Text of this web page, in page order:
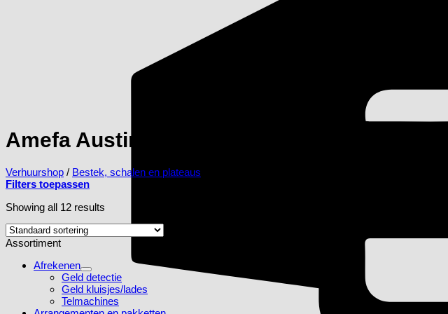
Amefa Austin 1410
Verhuurshop / Bestek, schalen en plateaus
Filters toepassen
Showing all 12 results
Assortiment
Afrekenen
Geld detectie
Geld kluisjes/lades
Telmachines